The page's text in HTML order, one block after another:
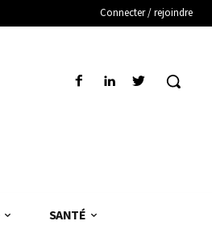
Connecter / rejoindre
SANTÉ